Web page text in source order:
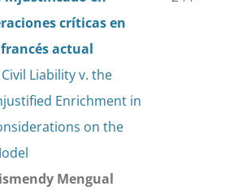
críticas en
actual
Liability v. the
Enrichment in
on the
Mengual